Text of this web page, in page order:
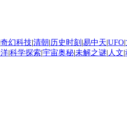
奇幻科技|清朝|历史时刻 |易中天|UFO|
|科学探索|宇宙奥秘|未解之谜| 人文|